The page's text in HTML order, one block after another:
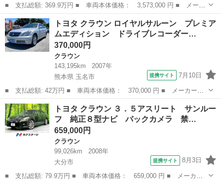
■ 支払総額: 369.9万円 ■ 車両本体価格： 3,573,000 円 ■ メーカ
ー名： トヨタ ■ 車種名： クラウンハイブリッド ■ グレード
名： Ｓ 純正１２型ナビ バックカメラ 衝突軽減装置 レーダー
クルーズ ...
大分 大分市 クラウン
トヨタ クラウン ロイヤルサルーン プレミア
ムエディション ドライブレコーダー…
370,000円
クラウン
143,195km
2007年
熊本県 玉名市
提携サイト 7月10日
■ 支払総額: 42万円 ■ 車両本体価格： 370,000 円 ■ メーカー
名： トヨタ ■ 車種名： クラウン ■ グレード名： ロイヤルサ
ルーン プレミアムエディション ドライブレコーダー ＥＴＣ ク
リアランスソナー...
熊本 玉名市 クラウン
トヨタ クラウン ３．５アスリート サンルー
フ 純正８型ナビ バックカメラ 禁…
659,000円
クラウン
99,026km
2008年
大分市
提携サイト 8月3日
■ 支払総額: 79.9万円 ■ 車両本体価格： 659,000 円 ■ メーカー